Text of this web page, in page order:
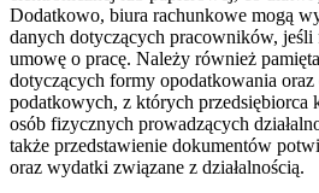
Dodatkowo, biura rachunkowe mogą
danych dotyczących pracowników, jeśli
umowę o pracę. Należy również
dotyczących formy opodatkowania
podatkowych, z których przedsiębiorca
osób fizycznych prowadzących
także przedstawienie dokumentów
oraz wydatki związane z działalnością.